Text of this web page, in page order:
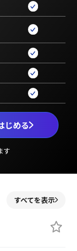
じめる
す
すべてを表示